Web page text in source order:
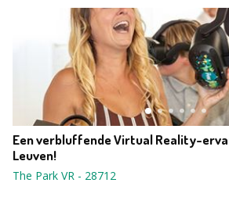
Een verbluffende Virtual Reality-
Leuven!
The Park VR - 28712